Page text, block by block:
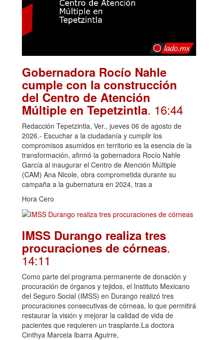
Gobernadora Rocío Nahle
cumple con la construcción
del Centro de Atención
Múltiple en Tepetzintla. 16:44
Redacción Tepetzintla, Ver., jueves 06 de agosto de
2026.- Escuchar a la ciudadanía y cumplir los
compromisos asumidos en territorio es la esencia de la
transformación, afirmó la gobernadora Rocío Nahle
García al inaugurar el Centro de Atención Múltiple
(CAM) Ana Nicole, obra comprometida durante su
campaña a la gubernatura en 2024, tras a
Hora Cero
IMSS Durango realiza tres
procuraciones de córneas.
14:11
Como parte del programa permanente de donación y
procuración de órganos y tejidos, el Instituto Mexicano
del Seguro Social (IMSS) en Durango realizó tres
procuraciones consecutivas de córneas, lo que permitirá
restaurar la visión y mejorar la calidad de vida de
pacientes que requieren un trasplante.La doctora
Cinthya Marcela Ibarra Aguirre,